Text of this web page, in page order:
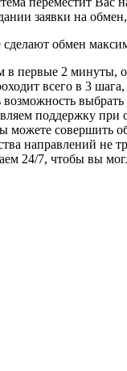
заявки на
сделают обмен
в первые 2 минуты,
всего в 3
возможность
поддержку при
можете совершить
направлений не
24/7, чтобы вы